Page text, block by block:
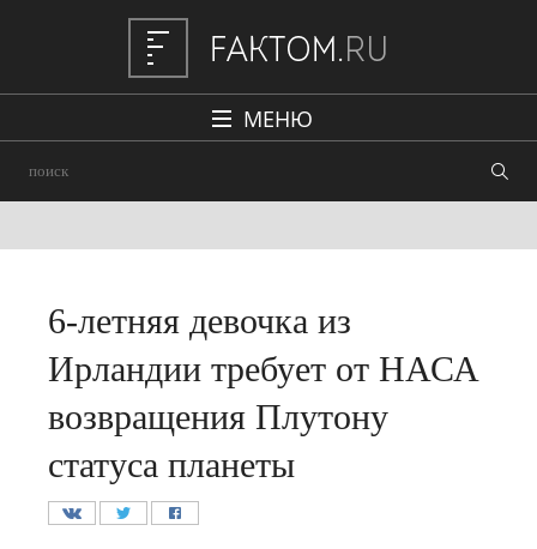
МЕНЮ
Происшествия
Редакция
6-летняя девочка из
Ирландии требует от НАСА
возвращения Плутону
статуса планеты